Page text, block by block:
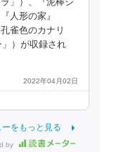
人形の家』
雀色のカナリ
）が収録され
2022年04月02日
ーをもっと見る
by